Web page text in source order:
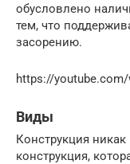
обусловлено
тем, что
засорению.
https://youtube.com/
Виды
Конструкция
конструкция,